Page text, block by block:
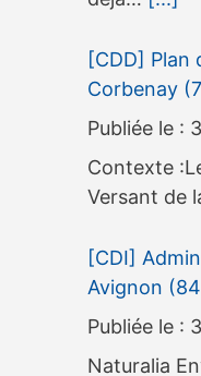
[CDD] Plan
Corbenay
Contexte
Versant de
[CDI]
Avignon
Naturalia